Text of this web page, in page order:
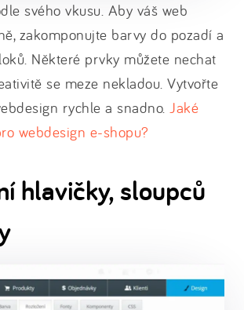
svého vkusu. Aby váš web
zakomponujte barvy do pozadí a
Některé prvky můžete nechat
se meze nekladou. Vytvořte
rychle a snadno. Jaké
webdesign e-shopu?
hlavičky, sloupců